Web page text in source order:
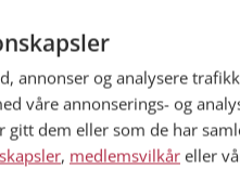
Jeg er en:
annonser og analysere
våre annonserings- og
dem eller som de har
, medlemsvilkår eller